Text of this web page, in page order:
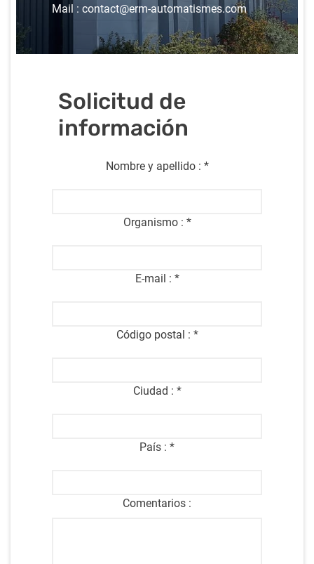
Mail : contact@erm-automatismes.com
Solicitud de
información
Nombre y apellido : *
Organismo : *
E-mail : *
Código postal : *
Ciudad : *
País : *
Comentarios :